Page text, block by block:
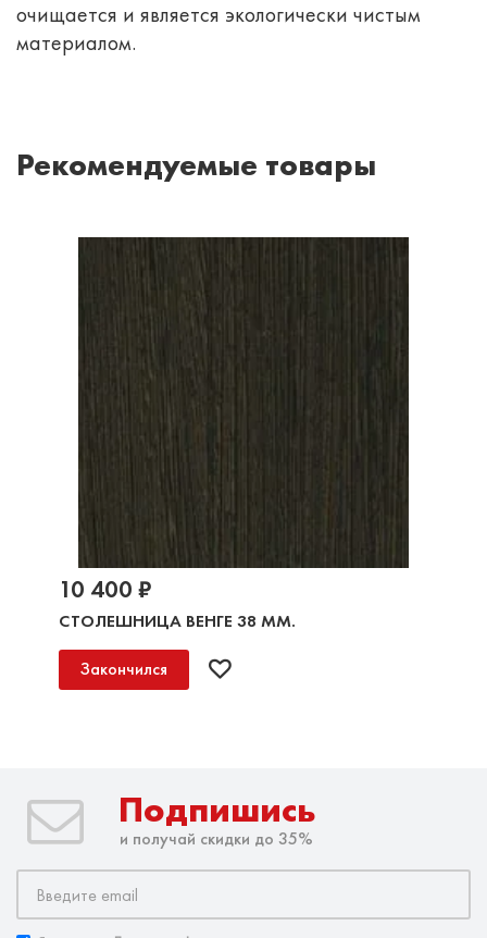
очищается и является экологически чистым
материалом.
Рекомендуемые товары
СТОЛЕШНИЦА ВЕНГЕ 38 ММ.
10 400 ₽
Закончился
Подпишись
и получай скидки до 35%